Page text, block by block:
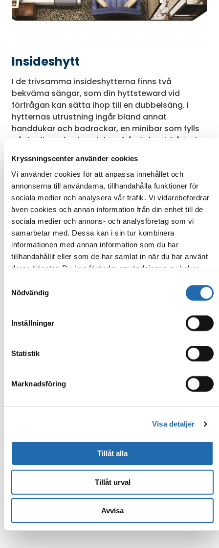
Kryssningscenter använder cookies
Vi använder cookies för att anpassa innehållet och
annonserna till användarna, tillhandahålla funktioner för
sociala medier och analysera vår trafik. Vi vidarebefordrar
även cookies och annan information från din enhet till de
sociala medier och annons- och analysföretag som vi
samarbetar med. Dessa kan i sin tur kombinera
informationen med annan information som du har
tillhandahållit eller som de har samlat in när du har använt
deras tjänster. Du kan förändra användningen av kakor
kakor (cookies)
Nödvändig
Inställningar
Statistik
Marknadsföring
Visa detaljer
Tillåt alla
Tillåt urval
Avvisa
Insideshytt
I de trivsamma insideshytterna finns två
bekväma sängar, som din hyttsteward vid
förfrågan kan sätta ihop till en dubbelsäng. I
hytternas utrustning ingår bland annat
handdukar och badrockar, en minibar som fylls
på dagligen, badprodukter från Bvlgari, hårtork,
Dessutom finns badrum med dusch samt
rumsservice dygnet runt.
Det går att få wifi-anslutning till hytten mot en
extra kostnad.
Kategori: F–G
Hyttens storlek: 14–16 m²
Hyttens inredning/utrustning kan variera
beroende på fartyg.
Upp till 50 % rabatt – och som extra bonus
kan du välja mellan drycker till måltiderna
Se alla kampanjer